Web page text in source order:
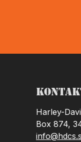
Harley-
Box 874,